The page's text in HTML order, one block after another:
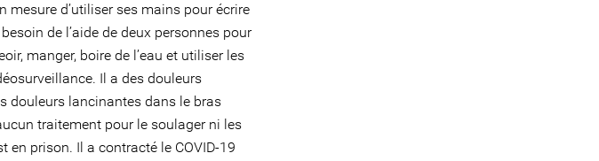
mesure d’utiliser ses mains pour écrire
de l’aide de deux personnes pour
manger, boire de l’eau et utiliser les
Il a des douleurs
douleurs lancinantes dans le bras
traitement pour le soulager ni les
en prison. Il a contracté le COVID-19